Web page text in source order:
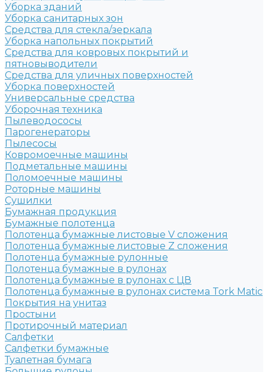
Уборка зданий
Уборка санитарных зон
Средства для стекла/зеркала
Уборка напольных покрытий
Средства для ковровых покрытий и
пятновыводители
Средства для уличных поверхностей
Уборка поверхностей
Универсальные средства
Уборочная техника
Пылеводососы
Парогенераторы
Пылесосы
Ковромоечные машины
Подметальные машины
Поломоечные машины
Роторные машины
Сушилки
Бумажная продукция
Бумажные полотенца
Полотенца бумажные листовые V сложения
Полотенца бумажные листовые Z сложения
Полотенца бумажные рулонные
Полотенца бумажные в рулонах
Полотенца бумажные в рулонах с ЦВ
Полотенца бумажные в рулонах система Tork Matic
Покрытия на унитаз
Простыни
Протирочный материал
Салфетки
Салфетки бумажные
Туалетная бумага